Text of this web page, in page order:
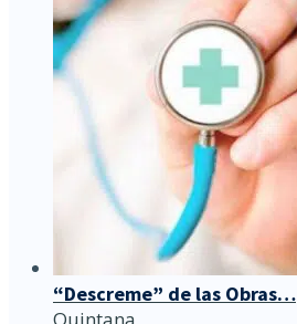
“Descreme” de las Obras…
Quintana